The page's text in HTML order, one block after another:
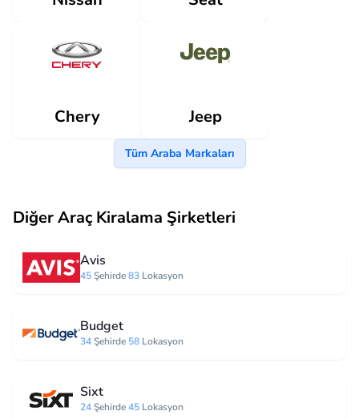
Chery Jeep
Tüm Araba Markaları
Diğer Araç Kiralama Şirketleri
Avis
45Şehirde83 Lokasyon
Budget
34Şehirde 58 Lokasyon
Sixt
24Şehirde45 Lokasyon